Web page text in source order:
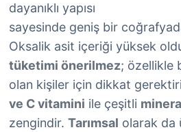
dayanıklı yapısı
sayesinde geniş bir
Oksalik asit içeriği yüksek
tüketimi önerilmez; özellikle
olan kişiler için dikkat
ve C vitamini ile çeşitli
zengindir. Tarımsal olarak da